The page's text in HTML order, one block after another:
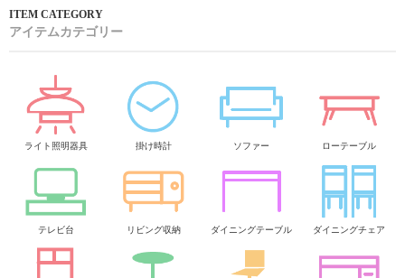
アイテムカテゴリー
ライト照明器具 掛け時計 ソファー ローテーブル
テレビ台 リビング収納 ダイニングテーブル ダイニングチェア